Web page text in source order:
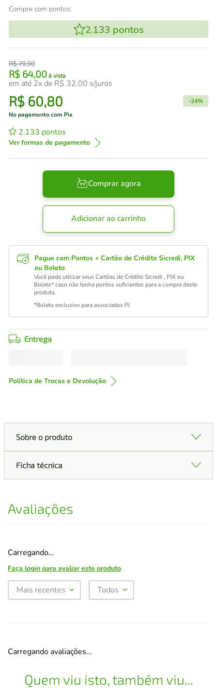
Compre com pontos:
2.133 pontos
R$79,90
R$ 64,00 à vista
em até 2x de R$ 32,00 s/juros
R$ 60,80 -24%
No pagamento com Pix
2.133 pontos
Ver formas de pagamento
Comprar agora
Adicionar ao carrinho
Pague com Pontos + Cartão de Crédito Sicredi, PIX
ou Boleto
Você pode utilizar seus Cartões de Crédito Sicredi , PIX ou
Boleto* caso não tenha pontos suficientes para a compra deste
produto.
*Boleto exclusivo para associados PJ
Entrega
Política de Trocas e Devolução
Sobre o produto
Ficha técnica
Avaliações
Carregando…
Faça login para avaliar este produto
Mais recentes Todos
Carregando avaliações…
Quem viu isto, também viu...